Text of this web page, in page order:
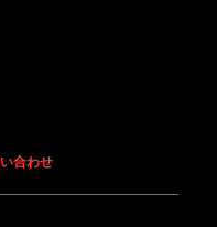
合わせ